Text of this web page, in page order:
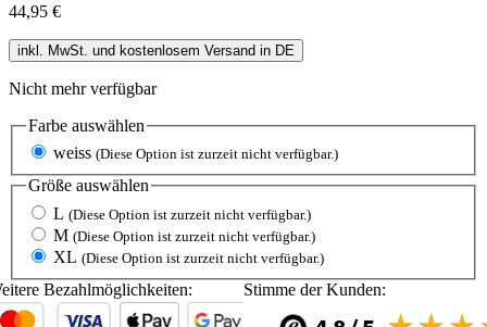
44,95 €
inkl. MwSt. und kostenlosem Versand in DE
Nicht mehr verfügbar
Farbe auswählen
weiss (Diese Option ist zurzeit nicht verfügbar.)
Größe auswählen
L (Diese Option ist zurzeit nicht verfügbar.)
M (Diese Option ist zurzeit nicht verfügbar.)
XL (Diese Option ist zurzeit nicht verfügbar.)
Bezahlmöglichkeiten: Stimme der Kunden: